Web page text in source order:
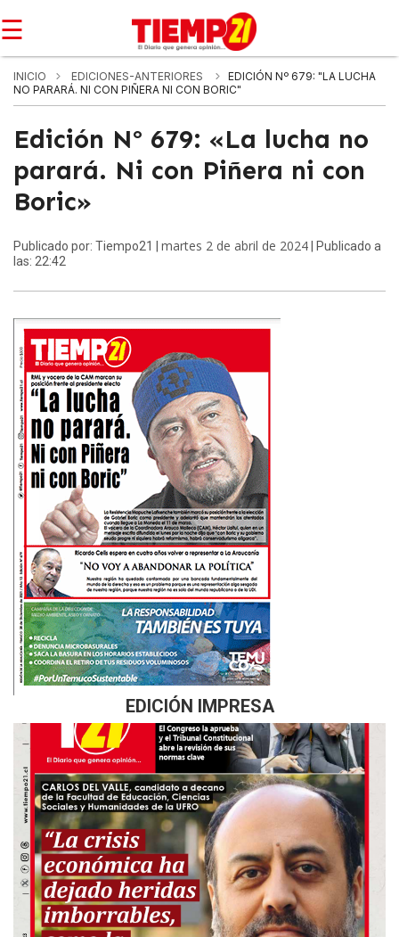
☰
INICIO EDICIONES-ANTERIORES
EDICIÓN Nº 679: "LA LUCHA
NO PARARÁ. NI CON PIÑERA NI CON BORIC"
Edición Nº 679: «La lucha no
parará. Ni con Piñera ni con
Boric»
Publicado por: Tiempo21 | martes 2 de abril de 2024 | Publicado a
las: 22:42
EDICIÓN IMPRESA